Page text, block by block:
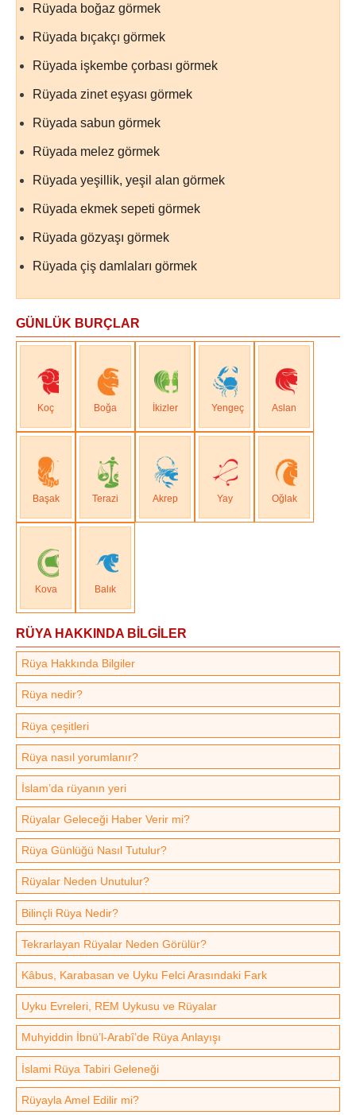
Rüyada boğaz görmek
Rüyada bıçakçı görmek
Rüyada işkembe çorbası görmek
Rüyada zinet eşyası görmek
Rüyada sabun görmek
Rüyada melez görmek
Rüyada yeşillik, yeşil alan görmek
Rüyada ekmek sepeti görmek
Rüyada gözyaşı görmek
Rüyada çiş damlaları görmek
GÜNLÜK BURÇLAR
Koç Boğa İkizler Yengeç Aslan
Başak Terazi Akrep Yay Oğlak
Kova Balık
RÜYA HAKKINDA BİLGİLER
Rüya Hakkında Bilgiler
Rüya nedir?
Rüya çeşitleri
Rüya nasıl yorumlanır?
İslam’da rüyanın yeri
Rüyalar Geleceği Haber Verir mi?
Rüya Günlüğü Nasıl Tutulur?
Rüyalar Neden Unutulur?
Bilinçli Rüya Nedir?
Tekrarlayan Rüyalar Neden Görülür?
Kâbus, Karabasan ve Uyku Felci Arasındaki Fark
Uyku Evreleri, REM Uykusu ve Rüyalar
Muhyiddin İbnü’l-Arabî’de Rüya Anlayışı
İslami Rüya Tabiri Geleneği
Rüyayla Amel Edilir mi?